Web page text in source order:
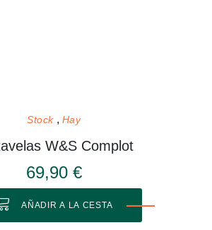
Stock Hay
W&S Complot
69,90 €
AÑADIR A LA CESTA